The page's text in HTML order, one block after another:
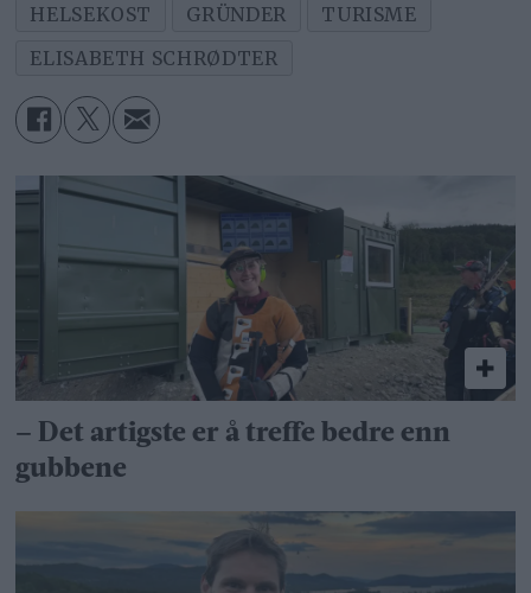
HELSEKOST
GRÜNDER
TURISME
ELISABETH SCHRØDTER
– Det artigste er å treffe bedre enn
gubbene